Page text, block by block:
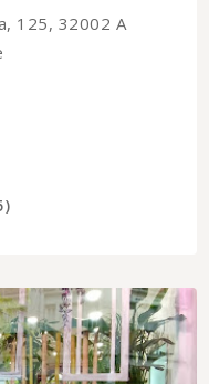
125, 32002 A
)